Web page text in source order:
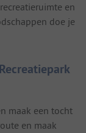
en
doe je
maak een tocht
en maak